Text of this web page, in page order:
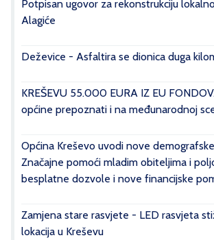
Potpisan ugovor za rekonstrukciju
Alagiće
Deževice - Asfaltira se dionica duga
KREŠEVU 55.000 EURA IZ EU
općine prepoznati i na međunarodnoj
Općina Kreševo uvodi nove
Značajne pomoći mladim obiteljima i
besplatne dozvole i nove financijske
Zamjena stare rasvjete - LED rasvjeta
lokacija u Kreševu